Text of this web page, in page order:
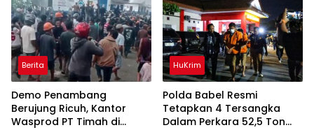
Berita
Demo Penambang
Berujung Ricuh, Kantor
Wasprod PT Timah di
HuKrim
Polda Babel Resmi
Tetapkan 4 Tersangka
Dalam Perkara 52,5 Ton